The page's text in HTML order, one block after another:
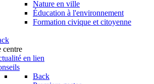
Nature en ville
Éducation à l'environnement
Formation civique et citoyenne
centre
en lien
Back